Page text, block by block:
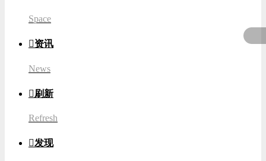
Space
资讯
News
刷新
Refresh
发现